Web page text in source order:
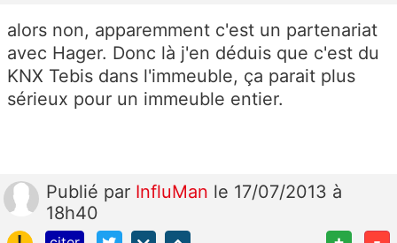
alors non, apparemment c'est un partenariat
avec Hager. Donc là j'en déduis que c'est du
KNX Tebis dans l'immeuble, ça parait plus
sérieux pour un immeuble entier.
Publié par InfluMan le 17/07/2013 à
18h40